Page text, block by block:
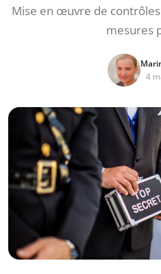
Mise en œuvre de
mesures
4